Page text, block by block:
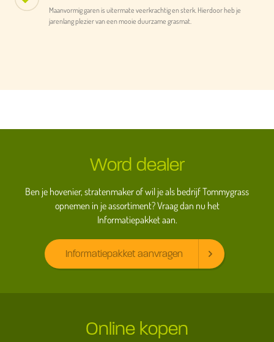
Maanvormig garen is uitermate veerkrachtig en sterk. Hierdoor heb je
jarenlang plezier van een mooie duurzame grasmat.
Word dealer
Ben je hovenier, stratenmaker of wil je als bedrijf Tommygrass
opnemen in je assortiment? Vraag dan nu het
Informatiepakket aan.
Informatiepakket aanvragen
Online kopen